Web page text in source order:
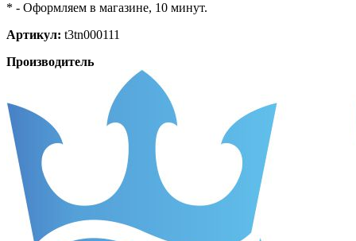
* - Оформляем в магазине, 10 минут.
Артикул: t3tn000111
Производитель